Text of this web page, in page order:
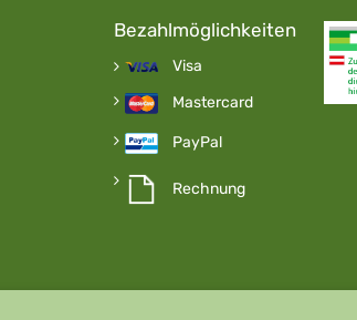
Bezahlmöglichkeiten
Visa
Mastercard
PayPal
Rechnung